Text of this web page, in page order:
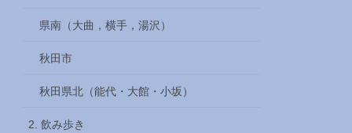
県南（大曲，横手，湯沢）
秋田市
秋田県北（能代・大館・小坂）
2. 飲み歩き